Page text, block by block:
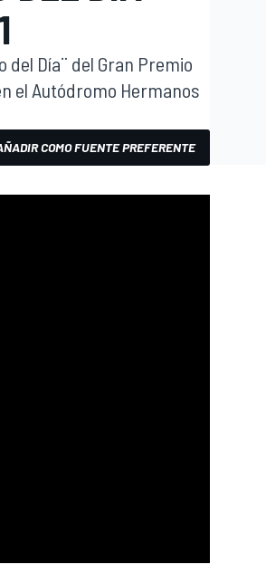
del Día¨ del Gran Premio
el Autódromo Hermanos
COMO FUENTE PREFERENTE